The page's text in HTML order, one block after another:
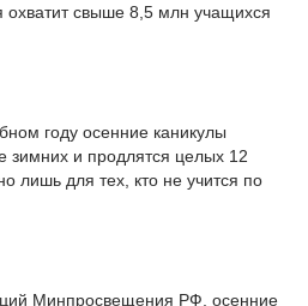
охватит свыше 8,5 млн учащихся
году осенние каникулы
зимних и продлятся целых 12
лишь для тех, кто не учится по
Минпросвещения РФ, осенние